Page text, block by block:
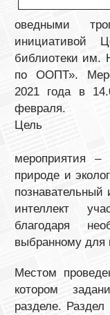
оведными
инициативой
библиотеки им.
по ООПТ».
2021 года в
февраля.
Цель
мероприятия
природе и
познавательный
интеллект
благодаря
выбранному для
Местом
котором
разделе.